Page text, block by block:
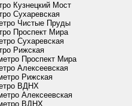
Кузнецкий Мост
Сухаревская
Чистые Пруды
Проспект Мира
Сухаревская
Рижская
Проспект Мира
Алексеевская
Рижская
ВДНХ
Алексеевская
ВДНХ